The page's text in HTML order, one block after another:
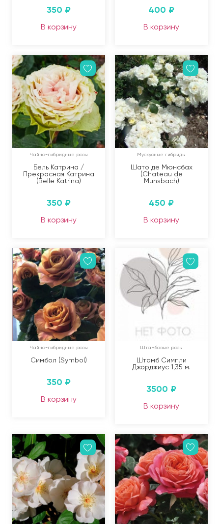
350 ₽
В корзину
400 ₽
В корзину
Чайно-гибридные розы
Бель Катрина /
Прекрасная Катрина
(Belle Katrina)
350 ₽
В корзину
Мускусные гибриды
Шато де Мюнсбах
(Chateau de
Munsbach)
450 ₽
В корзину
Чайно-гибридные розы
Симбол (Symbol)
350 ₽
В корзину
Штамбовые розы
Штамб Симпли
Джорджиус 1,35 м.
3500 ₽
В корзину